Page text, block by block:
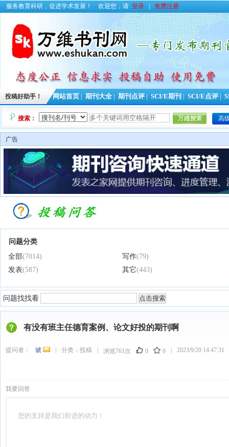
服务教育科研，促进学术发展！ 欢迎您，请 登录 免费注册
投稿好助手！ 网站首页 期刊大全 期刊点评 SCI/E期刊 SCI/E点评
搜索： 高
广告
问题分类
全部(7014) 写作(79)
发表(587) 其它(443)
问题找找看
有没有班主任德育案例、论文好投的期刊啊
提问者： 虓 分类： 投稿 浏览761次 0 0 2023/9/20 14:47:31
我要回答